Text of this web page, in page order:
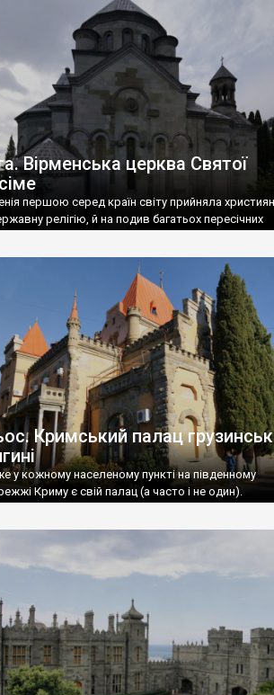
«повстяками» (postaki)…” “Вино. Крим
відмінне вино і його вдосталь: воно все
біле і дуже […]
Вірменська церква Святої
першою серед країн світу прийняла
релігію, й на подив багатьох пересічних
Кримський палац
у кожному населеному пункті на південному
Криму є свій палац (а часто і не один).